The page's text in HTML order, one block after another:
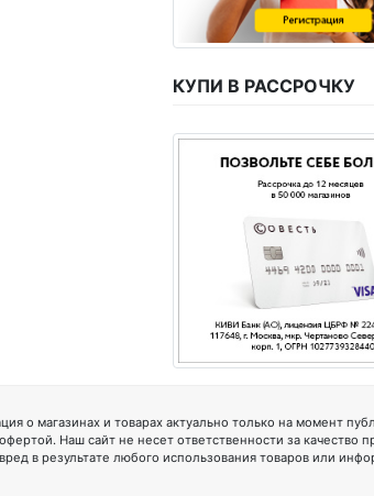
КУПИ В РАССРОЧКУ
о магазинах и товарах актуально только на момент
Наш сайт не несет ответственности за качество
в результате любого использования товаров или